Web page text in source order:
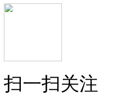
扫一扫关注